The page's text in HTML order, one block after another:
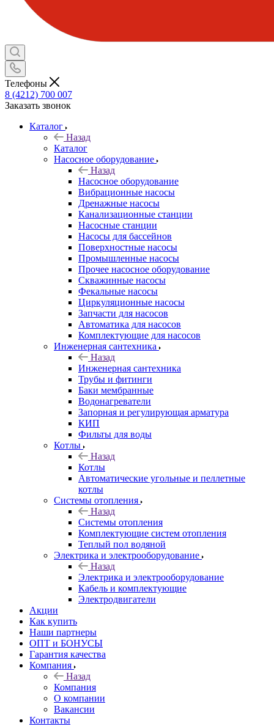
Телефоны
8 (4212) 700 007
Заказать звонок
Каталог
Назад
Каталог
Насосное оборудование
Назад
Насосное оборудование
Вибрационные насосы
Дренажные насосы
Канализационные станции
Насосные станции
Насосы для бассейнов
Поверхностные насосы
Промышленные насосы
Прочее насосное оборудование
Скважинные насосы
Фекальные насосы
Циркуляционные насосы
Запчасти для насосов
Автоматика для насосов
Комплектующие для насосов
Инженерная сантехника
Назад
Инженерная сантехника
Трубы и фитинги
Баки мембранные
Водонагреватели
Запорная и регулирующая арматура
КИП
Фильты для воды
Котлы
Назад
Котлы
Автоматические угольные и пеллетные
котлы
Системы отопления
Назад
Системы отопления
Комплектующие систем отопления
Теплый пол водяной
Электрика и электрооборудование
Назад
Электрика и электрооборудование
Кабель и комплектующие
Электродвигатели
Акции
Как купить
Наши партнеры
ОПТ и БОНУСЫ
Гарантия качества
Компания
Назад
Компания
О компании
Вакансии
Контакты